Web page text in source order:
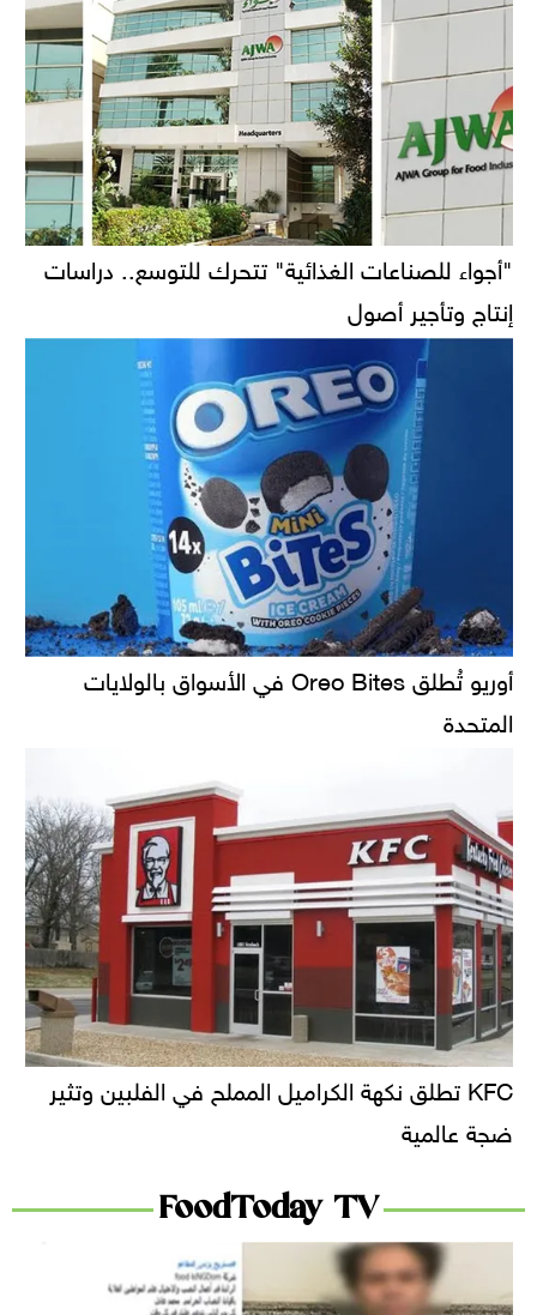
"أجواء للصناعات الغذائية" تتحرك للتوسع.. دراسات
إنتاج وتأجير أصول
أوريو تُطلق Oreo Bites في الأسواق بالولايات
المتحدة
KFC تطلق نكهة الكراميل المملح في الفلبين وتثير
ضجة عالمية
FoodToday TV